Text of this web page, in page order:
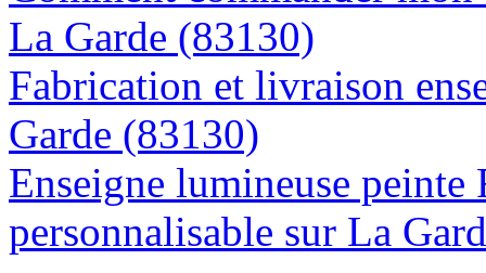
La Garde (83130)
Fabrication et livraison
Garde (83130)
Enseigne lumineuse
personnalisable sur La